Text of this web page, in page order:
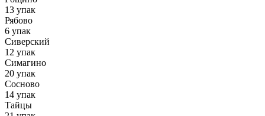
13 упак
Рябово
6 упак
Сиверский
12 упак
Симагино
20 упак
Сосново
14 упак
Тайцы